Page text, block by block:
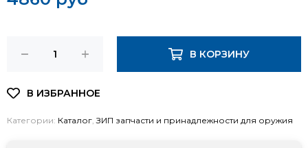
В КОРЗИНУ
Категории: Каталог,ЗИП запчасти и принадлежности для оружия